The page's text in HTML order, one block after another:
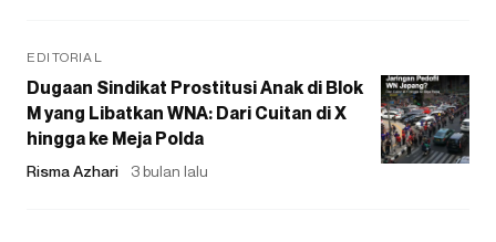
EDITORIAL
Dugaan Sindikat Prostitusi Anak di Blok
M yang Libatkan WNA: Dari Cuitan di X
hingga ke Meja Polda
Risma Azhari 3 bulan lalu